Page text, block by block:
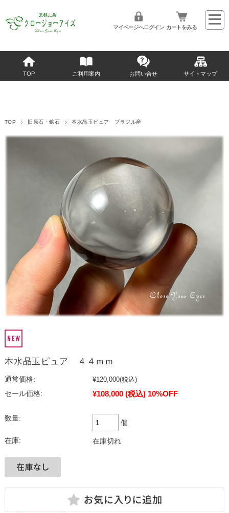
マイページへログイン カートをみる
TOP ご利用案内 お問い合せ サイトマップ
TOP 旧原石・鉱石 本水晶玉ピュア ブラジル産
本水晶玉ピュア ４４ｍｍ
通常価格: ¥120,000(税込)
セール価格:
¥108,000 (税込) 10%OFF
数量:
個
在庫: 在庫切れ